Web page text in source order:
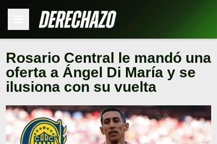
Rosario Central le mandó una
oferta a Ángel Di María y se
ilusiona con su vuelta